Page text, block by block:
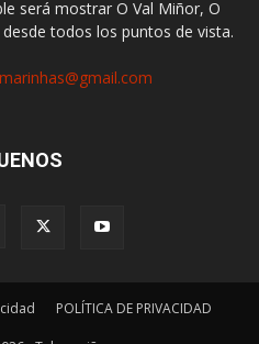
será mostrar O Val Miñor, O
todos los puntos de vista.
POLÍTICA DE PRIVACIDAD